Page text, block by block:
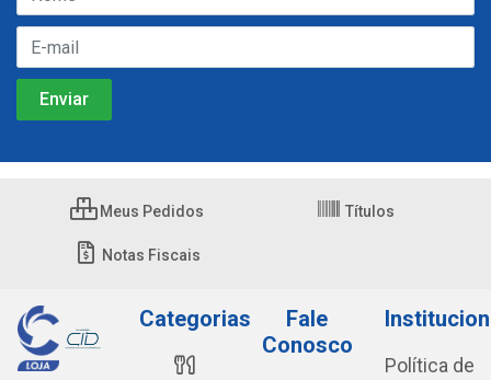
Meus Pedidos Títulos
Notas Fiscais
Categorias
Fale
Conosco
Política de